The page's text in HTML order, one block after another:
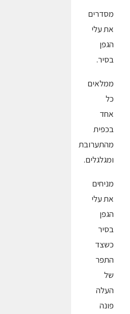
מסדרים
את עלי
הגפן
בסיר.
ממלאים
כל
אחד
בכפית
מהתערובת
ומגלגלים.
מניחים
את עלי
הגפן
בסיר
כשצד
התפר
של
העלה
פונה